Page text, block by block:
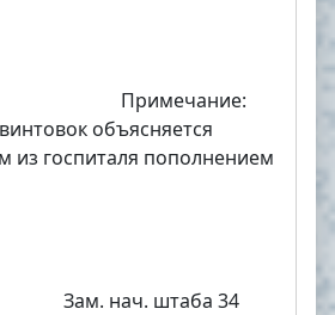
объясняется
из госпиталя пополнением
штаба 34